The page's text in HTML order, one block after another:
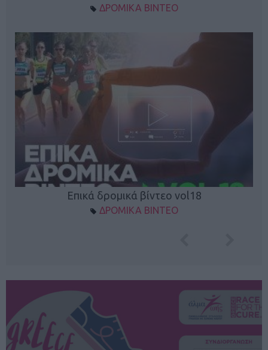
ΔΡΟΜΙΚΑ ΒΙΝΤΕΟ
Επικά δρομικά βίντεο vol18
ΔΡΟΜΙΚΑ ΒΙΝΤΕΟ